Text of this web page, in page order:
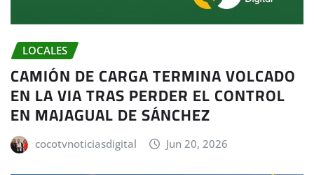
LOCALES
CAMIÓN DE CARGA TERMINA VOLCADO
EN LA VIA TRAS PERDER EL CONTROL
EN MAJAGUAL DE SÁNCHEZ
cocotvnoticiasdigital Jun 20, 2026